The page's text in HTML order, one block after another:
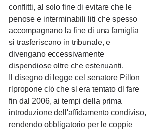
conflitti, al solo fine di evitare che le
penose e interminabili liti che spesso
accompagnano la fine di una famiglia
si trasferiscano in tribunale, e
divengano eccessivamente
dispendiose oltre che estenuanti.
Il disegno di legge del senatore Pillon
ripropone ciò che si era tentato di fare
fin dal 2006, ai tempi della prima
introduzione dell'affidamento condiviso,
rendendo obbligatorio per le coppie